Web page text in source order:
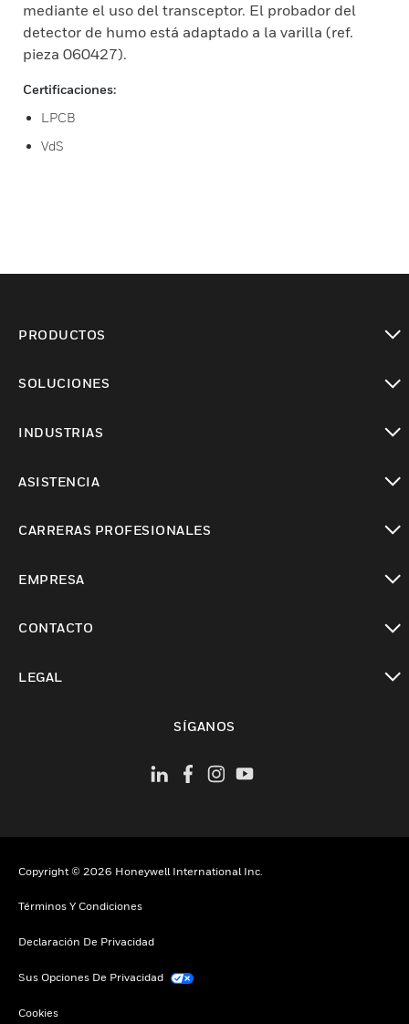
mediante el uso del transceptor. El probador del
detector de humo está adaptado a la varilla (ref.
pieza 060427).
Certificaciones:
LPCB
VdS
PRODUCTOS
SOLUCIONES
INDUSTRIAS
ASISTENCIA
CARRERAS PROFESIONALES
EMPRESA
CONTACTO
LEGAL
SÍGANOS
Copyright © 2026 Honeywell International Inc.
Términos Y Condiciones
Declaración De Privacidad
Sus Opciones De Privacidad
Cookies